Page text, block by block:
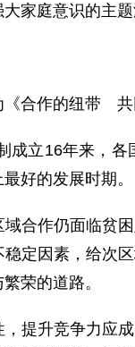
家庭意识的主
合作的纽带 共
立16年来，各
好的发展时期。
作仍面临贫困
定因素，给次
荣的道路。
升竞争力应成